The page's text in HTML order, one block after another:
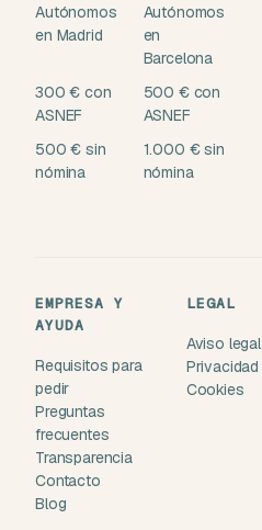
Autónomos
en Madrid
Autónomos
en
Barcelona
300 € con
ASNEF
500 € con
ASNEF
500 € sin
nómina
1.000 € sin
nómina
EMPRESA Y
AYUDA
Requisitos para
pedir
Preguntas
frecuentes
Transparencia
Contacto
Blog
LEGAL
Aviso legal
Privacidad
Cookies